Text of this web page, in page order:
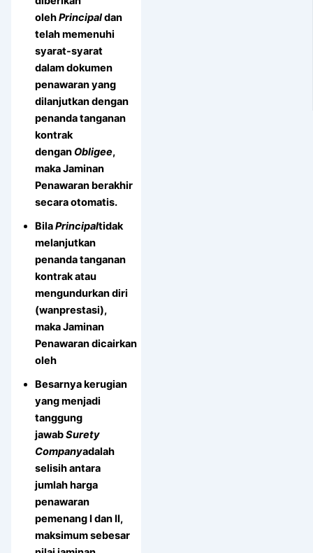
olehPrincipaldan
telah memenuhi
syarat-syarat
dalam dokumen
penawaran yang
dilanjutkan dengan
penanda tanganan
kontrak
dengan Obligee,
maka Jaminan
Penawaran berakhir
secara otomatis.
BilaPrincipaltidak
melanjutkan
penanda tanganan
kontrak atau
mengundurkan diri
(wanprestasi),
maka Jaminan
Penawaran dicairkan
oleh
Besarnya kerugian
yang menjadi
tanggung
jawabSurety
Companyadalah
selisih antara
jumlah harga
penawaran
pemenang I dan II,
maksimum sebesar